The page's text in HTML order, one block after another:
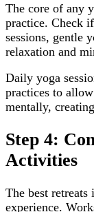
The core of any
practice. Check
sessions, gentle
relaxation and
Daily yoga
practices to
mentally,
Step 4:
Activities
The best
experience.